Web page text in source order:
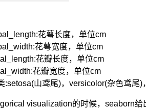
花萼长度，单位cm
花萼宽度，单位cm
花瓣长度，单位cm
花瓣宽度，单位cm
:setosa(山鸢尾)，versicolor(杂色鸢尾
visualization的时候，seaborn